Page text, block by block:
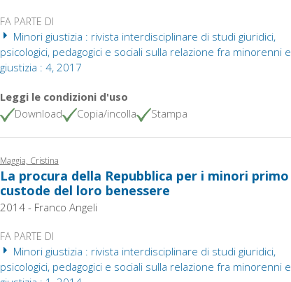
FA PARTE DI
Minori giustizia : rivista interdisciplinare di studi giuridici,
psicologici, pedagogici e sociali sulla relazione fra minorenni e
giustizia : 4, 2017
Leggi le condizioni d'uso
Download
Copia/incolla Stampa
Maggia, Cristina
La procura della Repubblica per i minori primo
custode del loro benessere
2014 - Franco Angeli
FA PARTE DI
Minori giustizia : rivista interdisciplinare di studi giuridici,
psicologici, pedagogici e sociali sulla relazione fra minorenni e